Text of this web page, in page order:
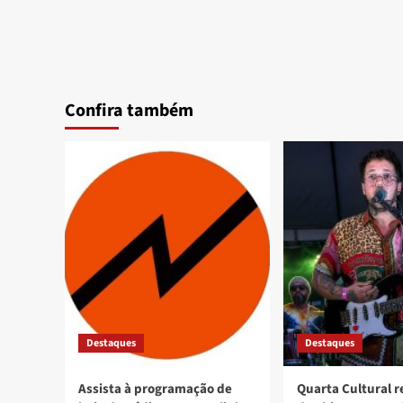
Confira também
Destaques
Assista à programação de
Destaques
Quarta Cultural